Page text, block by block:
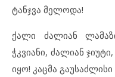
ტანჯვა მელოდა!
ქალი ძალიან
ჭკვიანი, ძალიან
იყო! კაცმა